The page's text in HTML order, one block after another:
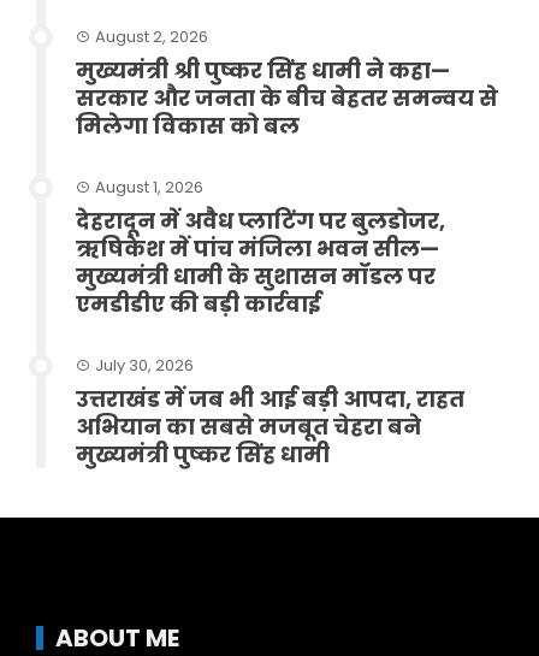
August 2, 2026
मुख्यमंत्री श्री पुष्कर सिंह धामी ने कहा—
सरकार और जनता के बीच बेहतर समन्वय से
मिलेगा विकास को बल
August 1, 2026
देहरादून में अवैध प्लाटिंग पर बुलडोजर,
ऋषिकेश में पांच मंजिला भवन सील—
मुख्यमंत्री धामी के सुशासन मॉडल पर
एमडीडीए की बड़ी कार्रवाई
July 30, 2026
उत्तराखंड में जब भी आई बड़ी आपदा, राहत
अभियान का सबसे मजबूत चेहरा बने
मुख्यमंत्री पुष्कर सिंह धामी
ABOUT ME